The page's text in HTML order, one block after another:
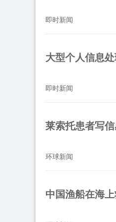
即时新闻
大型个人信息
即时新闻
莱索托患者写
环球新闻
中国渔船在海